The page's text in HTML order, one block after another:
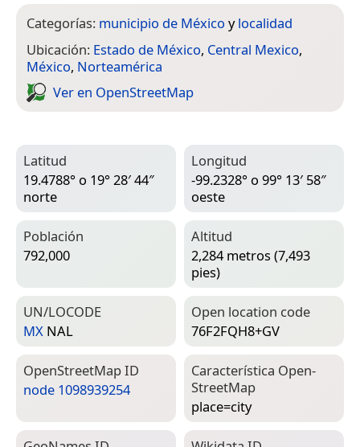
Categorías: municipio de México ylocalidad
Ubicación: Estado de México, Central Mexico,
México, Norteamérica
Ver en Open­Street­Map
Latitud
19.4788° o 19° 28′ 44″
norte
Longitud
-99.2328° o 99° 13′ 58″
oeste
Población
792,000
Altitud
2,284 metros (7,493
pies)
UN/LOCODE
MX NAL
Open location code
76F2FQH8+GV
Open­Street­Map ID
node 1098939254
Característica Open­
Street­Map
place=­city